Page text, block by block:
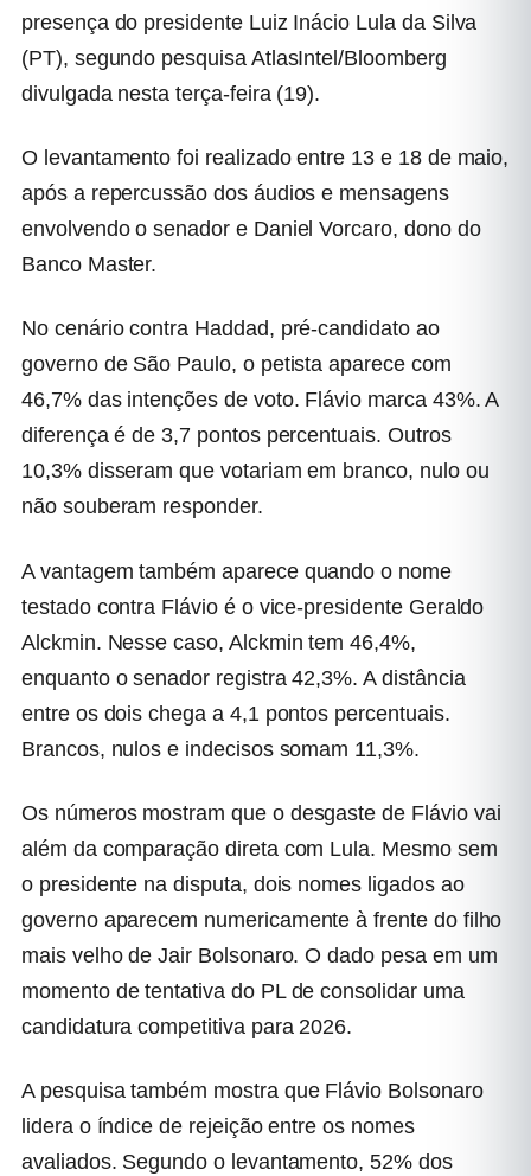
presença do presidente Luiz Inácio Lula da Silva
(PT), segundo pesquisa AtlasIntel/Bloomberg
divulgada nesta terça-feira (19).
O levantamento foi realizado entre 13 e 18 de maio,
após a repercussão dos áudios e mensagens
envolvendo o senador e Daniel Vorcaro, dono do
Banco Master.
No cenário contra Haddad, pré-candidato ao
governo de São Paulo, o petista aparece com
46,7% das intenções de voto. Flávio marca 43%. A
diferença é de 3,7 pontos percentuais. Outros
10,3% disseram que votariam em branco, nulo ou
não souberam responder.
A vantagem também aparece quando o nome
testado contra Flávio é o vice-presidente Geraldo
Alckmin. Nesse caso, Alckmin tem 46,4%,
enquanto o senador registra 42,3%. A distância
entre os dois chega a 4,1 pontos percentuais.
Brancos, nulos e indecisos somam 11,3%.
Os números mostram que o desgaste de Flávio vai
além da comparação direta com Lula. Mesmo sem
o presidente na disputa, dois nomes ligados ao
governo aparecem numericamente à frente do filho
mais velho de Jair Bolsonaro. O dado pesa em um
momento de tentativa do PL de consolidar uma
candidatura competitiva para 2026.
A pesquisa também mostra que Flávio Bolsonaro
lidera o índice de rejeição entre os nomes
avaliados. Segundo o levantamento, 52% dos